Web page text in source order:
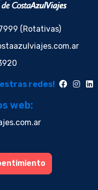
(Rotativas)
redes!
web: